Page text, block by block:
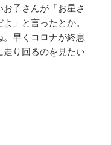
子さんが「お星さ
」と言ったとか。
早くコロナが終息
走り回るのを見たい